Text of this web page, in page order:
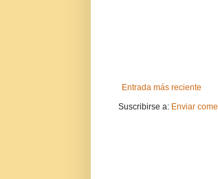
Entrada más reciente
Suscribirse a: Enviar